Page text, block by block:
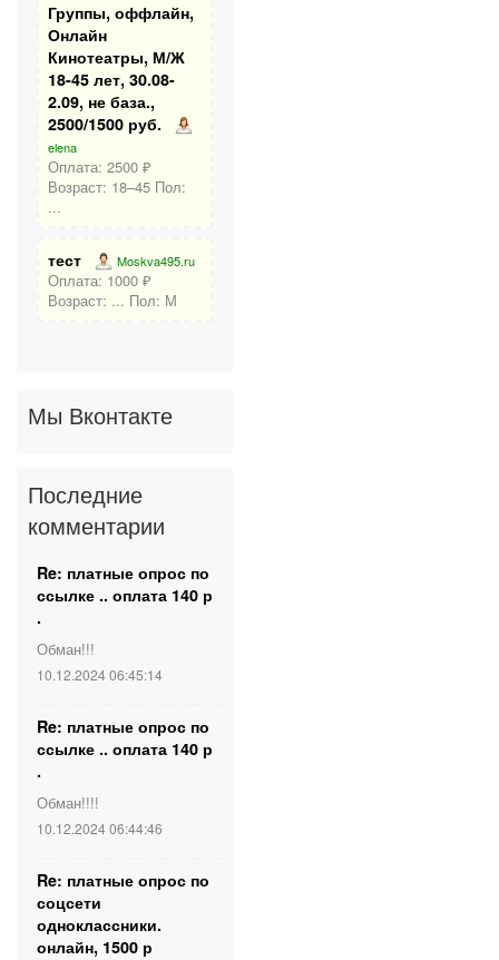
Группы, оффлайн,
Онлайн
Кинотеатры, М/Ж
18-45 лет, 30.08-
2.09, не база.,
2500/1500 руб.
elena
Оплата: 2500 ₽
Возраст: 18–45 Пол:
...
тест Moskva495.ru
Оплата: 1000 ₽
Возраст: ... Пол: М
Мы Вконтакте
Последние
комментарии
Re: платные опрос по
ссылке .. оплата 140 р
.
Обман!!!
10.12.2024 06:45:14
Re: платные опрос по
ссылке .. оплата 140 р
.
Обман!!!!
10.12.2024 06:44:46
Re: платные опрос по
соцсети
одноклассники.
онлайн, 1500 р